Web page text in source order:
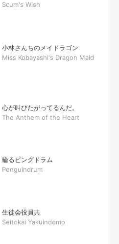
Scum's Wish
小林さんちのメイドラゴン
Miss Kobayashi's Dragon Maid
心が叫びたがってるんだ。
The Anthem of the Heart
輪るピングドラム
Penguindrum
生徒会役員共
Seitokai Yakuindomo